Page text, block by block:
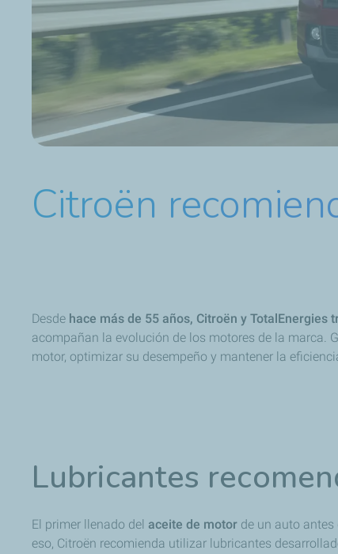
Citroën
Desde hace más de 55 años, Citroën y
acompañan la evolución de los motores de la marca.
motor, optimizar su desempeño y mantener la
Lubricantes
El primer llenado del aceite de motor de un auto
eso, Citroën recomienda utilizar lubricantes